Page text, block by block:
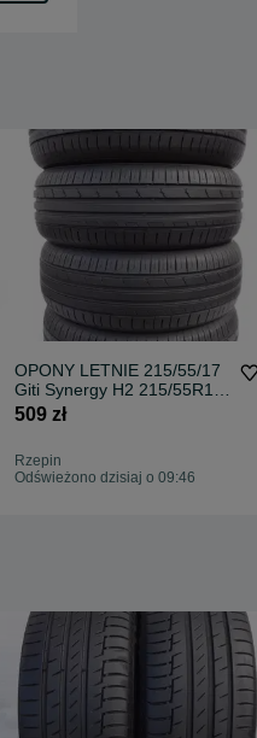
OPONY LETNIE 215/55/17
Giti Synergy H2 215/55R17
4x 2023r 4x 6 -6,7mm
509 zł
Rzepin
Odświeżono dzisiaj o 09:46